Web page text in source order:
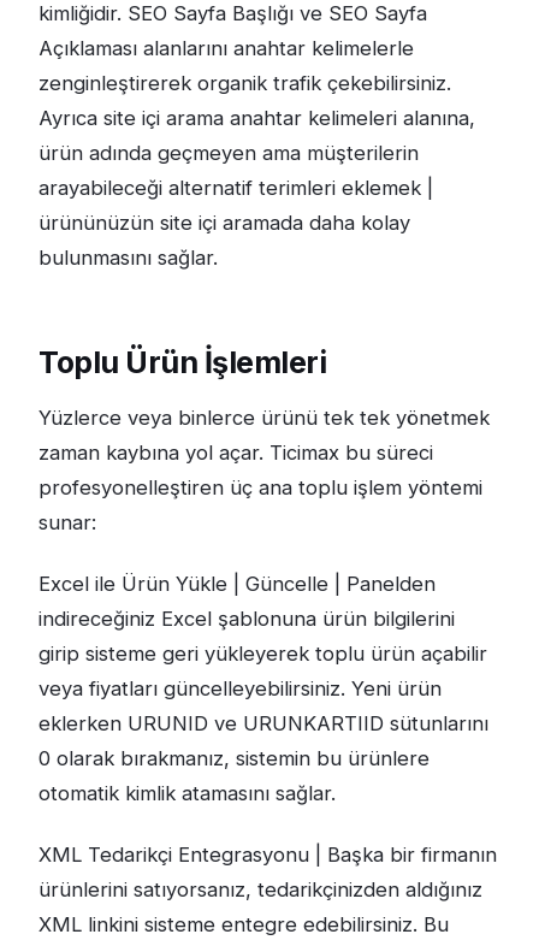
kimliğidir. SEO Sayfa Başlığı ve SEO Sayfa
Açıklaması alanlarını anahtar kelimelerle
zenginleştirerek organik trafik çekebilirsiniz.
Ayrıca site içi arama anahtar kelimeleri alanına,
ürün adında geçmeyen ama müşterilerin
arayabileceği alternatif terimleri eklemek |
ürününüzün site içi aramada daha kolay
bulunmasını sağlar.
Toplu Ürün İşlemleri
Yüzlerce veya binlerce ürünü tek tek yönetmek
zaman kaybına yol açar. Ticimax bu süreci
profesyonelleştiren üç ana toplu işlem yöntemi
sunar:
Excel ile Ürün Yükle | Güncelle | Panelden
indireceğiniz Excel şablonuna ürün bilgilerini
girip sisteme geri yükleyerek toplu ürün açabilir
veya fiyatları güncelleyebilirsiniz. Yeni ürün
eklerken URUNID ve URUNKARTIID sütunlarını
0 olarak bırakmanız, sistemin bu ürünlere
otomatik kimlik atamasını sağlar.
XML Tedarikçi Entegrasyonu | Başka bir firmanın
ürünlerini satıyorsanız, tedarikçinizden aldığınız
XML linkini sisteme entegre edebilirsiniz. Bu